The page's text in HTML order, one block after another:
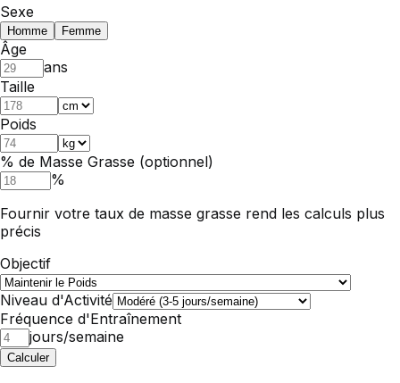
Sexe
Homme Femme
Âge
ans
Taille
Poids
% de Masse Grasse (optionnel)
%
Fournir votre taux de masse grasse rend les calculs plus
précis
Objectif
Niveau d'Activité
Fréquence d'Entraînement
jours/semaine
Calculer